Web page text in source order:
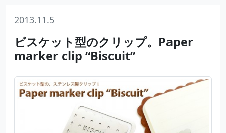
2013.11.5
ビスケット型のクリップ。Paper
marker clip “Biscuit”